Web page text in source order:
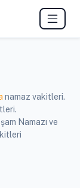
namaz vakitleri.
Namazı ve